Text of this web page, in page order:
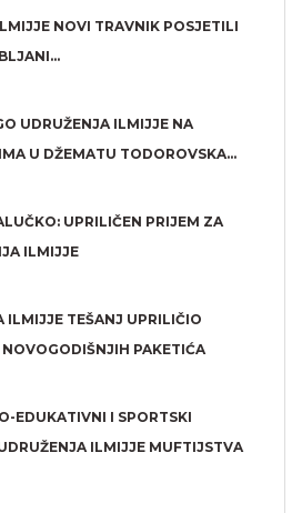
NOVI TRAVNIK POSJETILI
UDRUŽENJA ILMIJJE NA
U DŽEMATU TODOROVSKA...
UPRILIČEN PRIJEM ZA
ILMIJJE
ILMIJJE TEŠANJ UPRILIČIO
PAKETIĆA
EDUKATIVNI I SPORTSKI
ILMIJJE MUFTIJSTVA